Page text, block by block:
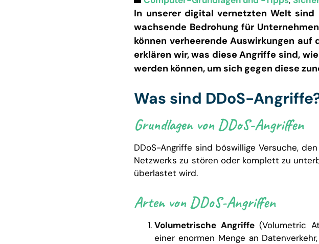
In unserer digital vernetzten Welt
wachsende Bedrohung für
können verheerende Auswirkungen
erklären wir, was diese Angriffe sind,
werden können, um sich gegen diese
Was sind DDoS-
Grundlagen von DDoS-Angriffen
DDoS-Angriffe sind böswillige Versuche,
Netzwerks zu stören oder komplett zu
überlastet wird.
Arten von DDoS-Angriffen
Volumetrische Angriffe(Volumetric
einer enormen Menge an